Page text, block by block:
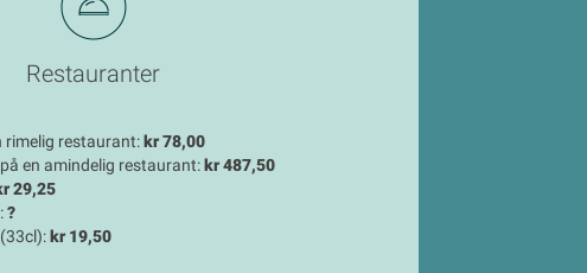
Restauranter
rimelig restaurant:kr 78,00
en amindelig restaurant:kr 487,50
29,25
?
kr 19,50